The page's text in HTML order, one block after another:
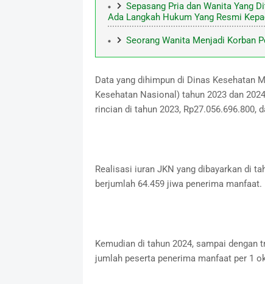
Sepasang Pria dan Wanita Yang
Ada Langkah Hukum Yang Resmi
Seorang Wanita Menjadi Korban
Data yang dihimpun di Dinas Kesehatan
Kesehatan Nasional) tahun 2023 dan
rincian di tahun 2023, Rp27.056.696.800,
Realisasi iuran JKN yang dibayarkan di
berjumlah 64.459 jiwa penerima manfaat.
Kemudian di tahun 2024, sampai dengan
jumlah peserta penerima manfaat per 1